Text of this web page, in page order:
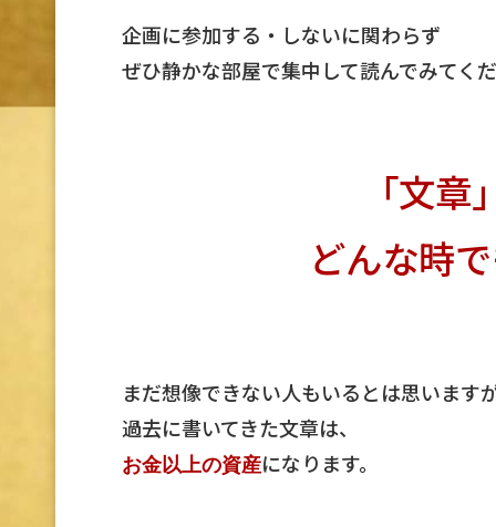
企画に参加する・しないに関わらず
ぜひ静かな部屋で集中して読んでみてく
「文
どんな時
まだ想像できない人もいるとは思います
過去に書いてきた文章は、
お金以上の資産になります。